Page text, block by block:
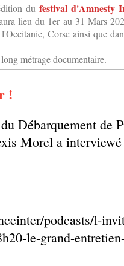
du festival d'Amnesty
lieu du 1er au 31 Mars
Corse ainsi que
métrage documentaire.
!
Débarquement de
Morel a
podcasts/l-
le-grand-